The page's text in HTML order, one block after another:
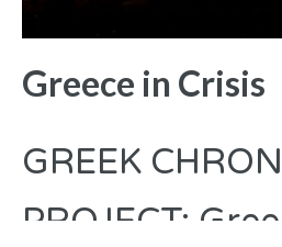
Greece in Crisis
GREEK
PROJECT: